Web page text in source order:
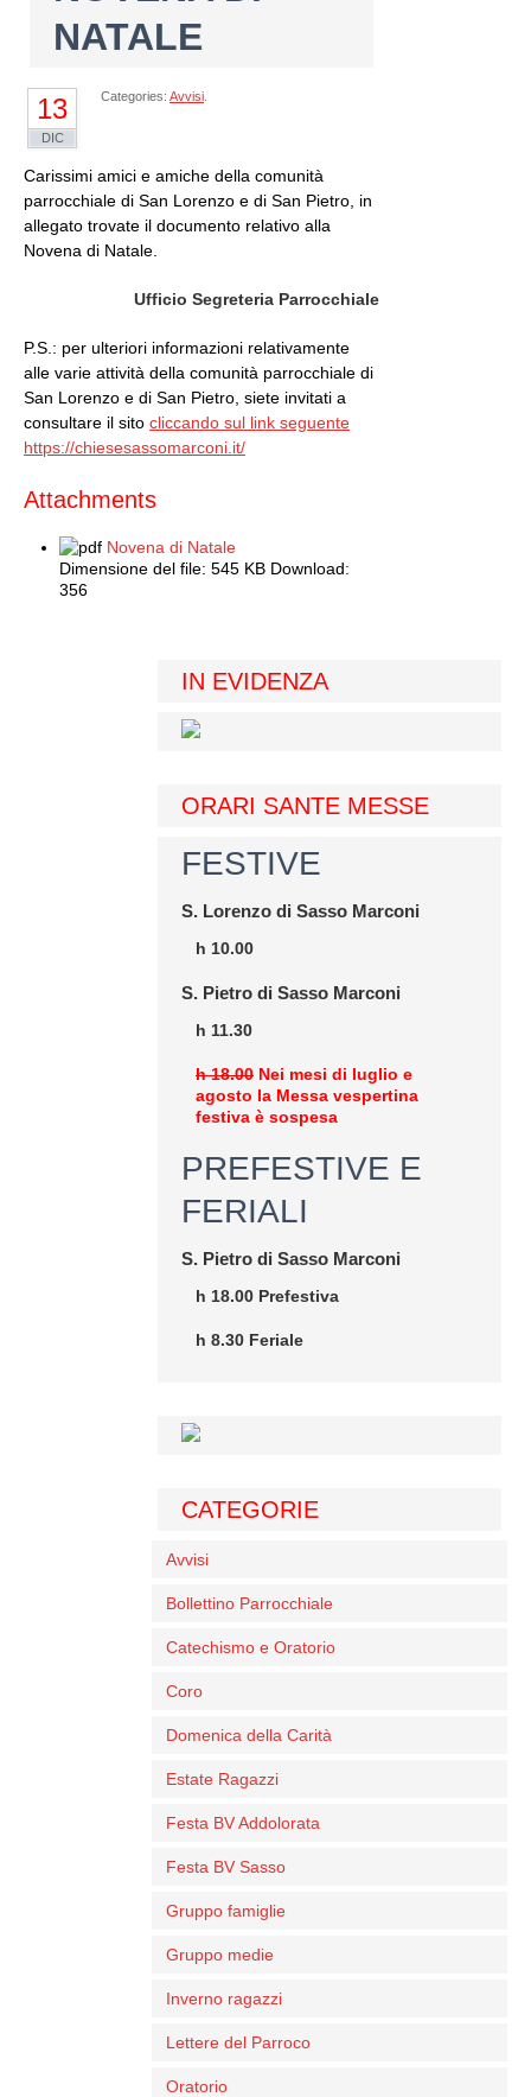
NATALE
13
DIC
Categories: Avvisi
Carissimi amici e amiche della comunità
parrocchiale di San Lorenzo e di San Pietro, in
allegato trovate il documento relativo alla
Novena di Natale.
Ufficio Segreteria Parrocchiale
P.S.: per ulteriori informazioni relativamente
alle varie attività della comunità parrocchiale di
San Lorenzo e di San Pietro, siete invitati a
consultare il sito cliccando sul link seguente
https://chiesesassomarconi.it/
Attachments
Novena di Natale
Dimensione del file: 545 KB Download:
356
IN EVIDENZA
ORARI SANTE MESSE
FESTIVE
S. Lorenzo di Sasso Marconi
h 10.00
S. Pietro di Sasso Marconi
h 11.30
h 18.00 Nei mesi di luglio e
agosto la Messa vespertina
festiva è sospesa
PREFESTIVE E
FERIALI
S. Pietro di Sasso Marconi
h 18.00 Prefestiva
h 8.30 Feriale
CATEGORIE
Avvisi
Bollettino Parrocchiale
Catechismo e Oratorio
Coro
Domenica della Carità
Estate Ragazzi
Festa BV Addolorata
Festa BV Sasso
Gruppo famiglie
Gruppo medie
Inverno ragazzi
Lettere del Parroco
Oratorio